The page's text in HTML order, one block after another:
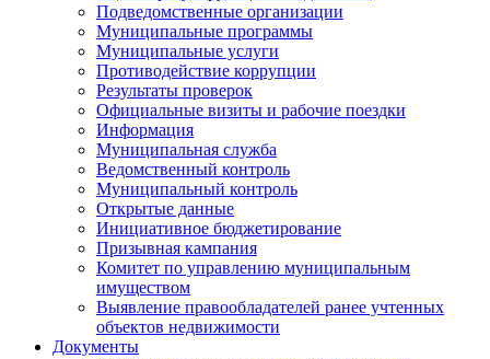
Подведомственные организации
Муниципальные программы
Муниципальные услуги
Противодействие коррупции
Результаты проверок
Официальные визиты и рабочие поездки
Информация
Муниципальная служба
Ведомственный контроль
Муниципальный контроль
Открытые данные
Инициативное бюджетирование
Призывная кампания
Комитет по управлению муниципальным
имуществом
Выявление правообладателей ранее учтенных
объектов недвижимости
Документы